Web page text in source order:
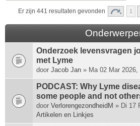
Er zijn 441 resultaten gevonden 1
Onderzoek levensvragen
met Lyme
door Jacob Jan » Ma 02 Mar 2026,
PODCAST: Why Lyme
some people and not
door VerlorengezondheidM » Di 17
Artikelen en Linkjes